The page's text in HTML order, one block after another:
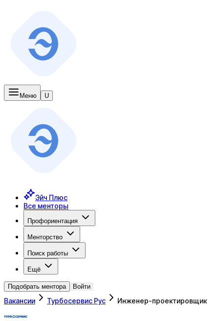
Меню U
Эйч Плюс
Все менторы
Профориентация
Менторство
Поиск работы
Ещё
Подобрать ментора Войти
Вакансии Турбосервис Рус Инженер-проектировщик